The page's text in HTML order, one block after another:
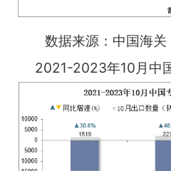
数据来源：中国海
2021-2023年10月中